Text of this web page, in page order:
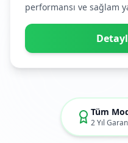
performansı ve sağlam
Tüm
2 Yıl